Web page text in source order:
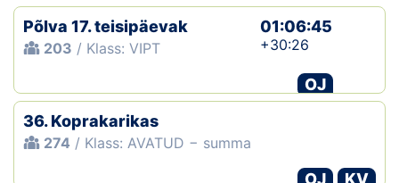
Põlva 17. teisipäevak
203 / Klass: VIPT
01:06:45
+30:26
OJ
36. Koprakarikas
274 / Klass: AVATUD − summa
OJ KV